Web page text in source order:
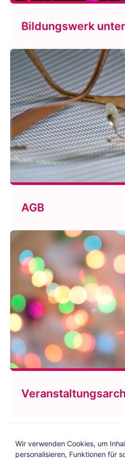
Bildungswerk
AGB
Wir verwenden Cookies, um
personalisieren, Funktionen für